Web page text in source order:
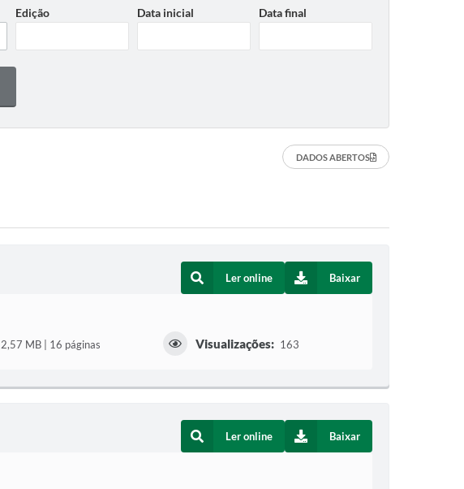
Edição Data inicial Data final
DADOS ABERTOS
Ler online Baixar
2,57 MB | 16 páginas Visualizações: 163
Ler online Baixar